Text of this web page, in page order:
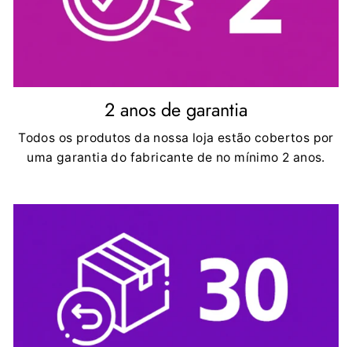
2 anos de garantia
Todos os produtos da nossa loja estão cobertos por
uma garantia do fabricante de no mínimo 2 anos.